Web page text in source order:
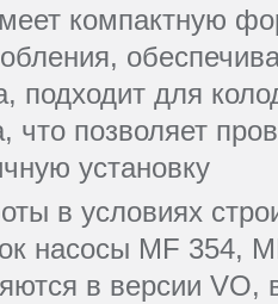
компактную
подходит для
что позволяет
установку
в условиях
насосы MF 354,
в версии